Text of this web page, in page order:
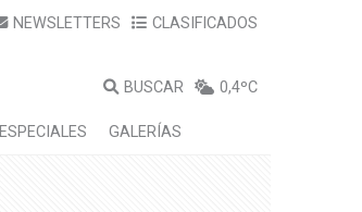
NEWSLETTERS CLASIFICADOS
BUSCAR 0,4ºC
ESPECIALES GALERÍAS